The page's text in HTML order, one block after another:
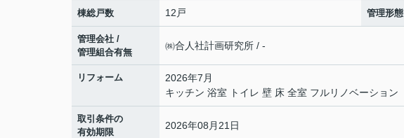
棟総戸数 12戸 管理形態
管理会社 /
管理組合有無
㈱合人社計画研究所 / -
リフォーム
2026年7月
キッチン 浴室 トイレ 壁 床 全室 フルリノベーション
取引条件の
有効期限
2026年08月21日